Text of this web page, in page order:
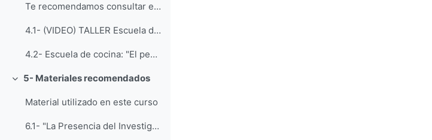
Te recomendamos consultar este vídeo y presentació...
4.1- (VIDEO) TALLER Escuela de Cocina CINAIC 2019
4.2- Escuela de cocina: "El perfil del investigador: Menú degustación con una opción exprés, ejecutivo y gourmet" (PPT)
Colapsar
5- Materiales recomendados
Material utilizado en este curso
6.1- "La Presencia del Investigador en el Ecosistema Digital de la Ciencia Abierta" (Artículo CINAIC) Madrid, Octubre 2019